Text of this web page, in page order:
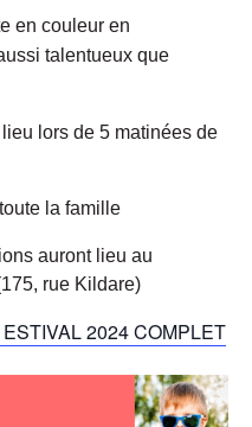
en couleur en
talentueux que
lors de 5 matinées de
la famille
auront lieu au
rue Kildare)
2024 COMPLET